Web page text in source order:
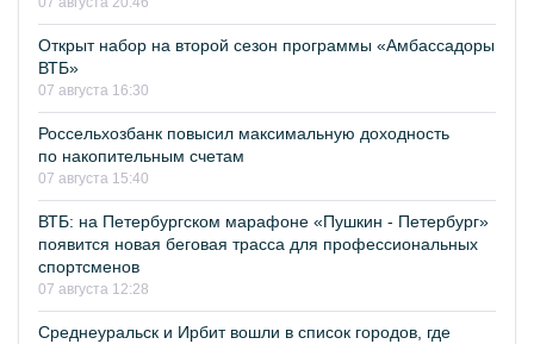
Открыт набор на второй сезон программы «Амбассадоры
ВТБ»
07 августа 16:30
Россельхозбанк повысил максимальную доходность
по накопительным счетам
07 августа 15:40
ВТБ: на Петербургском марафоне «Пушкин - Петербург»
появится новая беговая трасса для профессиональных
спортсменов
07 августа 12:28
Среднеуральск и Ирбит вошли в список городов, где